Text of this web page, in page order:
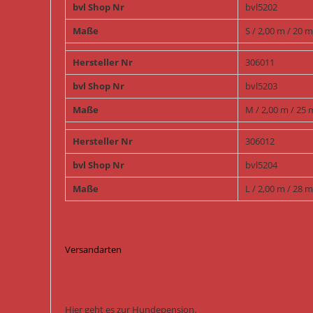
bvl Shop Nr
bvl5202
Maße
S / 2,00 m / 20
Hersteller Nr
306011
bvl Shop Nr
bvl5203
Maße
M / 2,00 m / 25
Hersteller Nr
306012
bvl Shop Nr
bvl5204
Maße
L / 2,00 m / 28
Versandarten
Hier geht es zur Hundepension.